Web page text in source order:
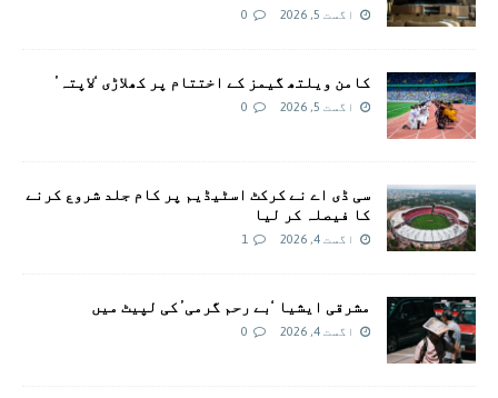
اگست 5, 2026 0
کامن ویلتھ گیمز کے اختتام پر کھلاڑی ‘لاپتہ’
اگست 5, 2026 0
سی ڈی اے نے کرکٹ اسٹیڈیم پر کام جلد شروع کرنے
کا فیصلہ کر لیا
اگست 4, 2026 1
مشرقی ایشیا ‘بے رحم گرمی’ کی لپیٹ میں
اگست 4, 2026 0